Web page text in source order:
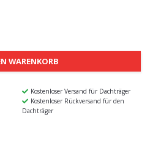
WARENKORB
Kostenloser Versand für Dachträger
Kostenloser Rückversand für den
Dachträger